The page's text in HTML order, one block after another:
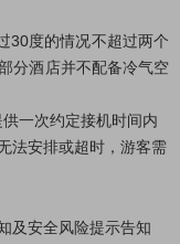
30度的情况不超过两个
分酒店并不配备冷气空
一次约定接机时间内
法安排或超时，游客需
及安全风险提示告知